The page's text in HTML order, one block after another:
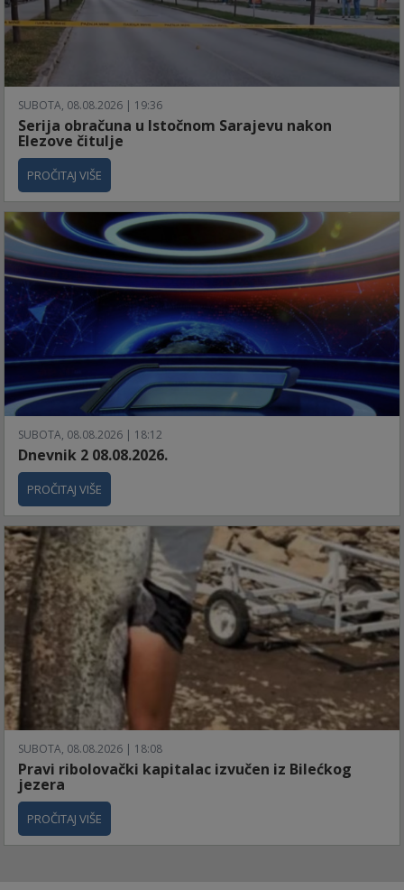
SUBOTA, 08.08.2026 | 19:36
Serija obračuna u Istočnom Sarajevu nakon
Elezove čitulje
PROČITAJ VIŠE
SUBOTA, 08.08.2026 | 18:12
Dnevnik 2 08.08.2026.
PROČITAJ VIŠE
SUBOTA, 08.08.2026 | 18:08
Pravi ribolovački kapitalac izvučen iz Bilećkog
jezera
PROČITAJ VIŠE